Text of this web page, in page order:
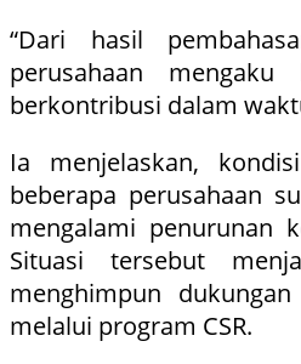
“Dari hasil
perusahaan
berkontribusi dalam
Ia menjelaskan,
beberapa perusahaan
mengalami penurunan
Situasi tersebut
menghimpun
melalui program CSR.